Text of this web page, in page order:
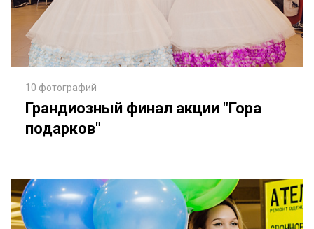
10 фотографий
Грандиозный финал акции "Гора
подарков"